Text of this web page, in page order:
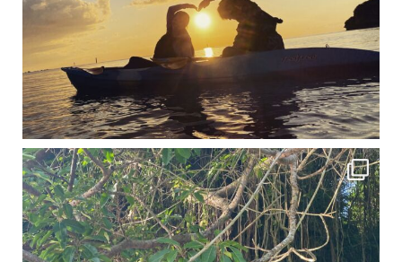
12月に入り、沖縄も流石に半袖では過ごせなくなってきました
ですが、日中はまだ20℃